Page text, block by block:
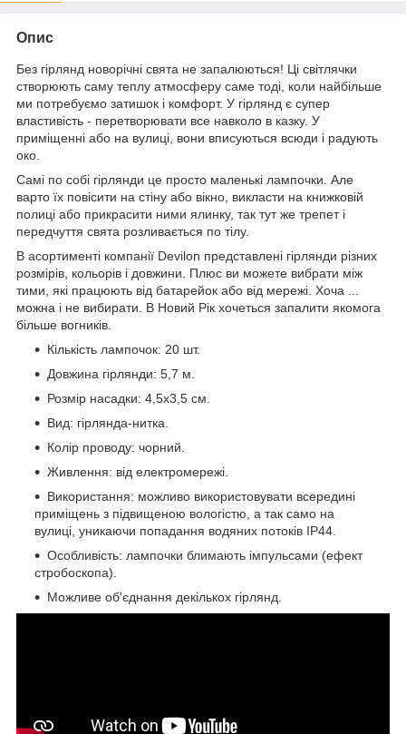
Опис
Без гірлянд новорічні свята не запалюються! Ці світлячки
створюють саму теплу атмосферу саме тоді, коли найбільше
ми потребуємо затишок і комфорт. У гірлянд є супер
властивість - перетворювати все навколо в казку. У
приміщенні або на вулиці, вони вписуються всюди і радують
око.
Самі по собі гірлянди це просто маленькі лампочки. Але
варто їх повісити на стіну або вікно, викласти на книжковій
полиці або прикрасити ними ялинку, так тут же трепет і
передчуття свята розливається по тілу.
В асортименті компанії Devilon представлені гірлянди різних
розмірів, кольорів і довжини. Плюс ви можете вибрати між
тими, які працюють від батарейок або від мережі. Хоча ...
можна і не вибирати. В Новий Рік хочеться запалити якомога
більше вогників.
Кількість лампочок: 20 шт.
Довжина гірлянди: 5,7 м.
Розмір насадки: 4,5x3,5 см.
Вид: гірлянда-нитка.
Колір проводу: чорний.
Живлення: від електромережі.
Використання: можливо використовувати всередині
приміщень з підвищеною вологістю, а так само на
вулиці, уникаючи попадання водяних потоків IP44.
Особливість: лампочки блимають імпульсами (ефект
стробоскопа).
Можливе об'єднання декількох гірлянд.